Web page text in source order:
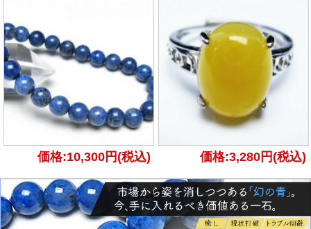
価格:10,300円(税込) 価格:3,280円(税込)